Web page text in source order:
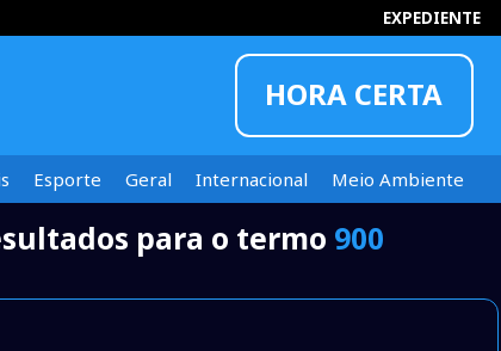
EXPEDIENTE
HORA CERTA
INFORMOU
Esporte Geral Internacional
Meio Ambiente
para o termo 900